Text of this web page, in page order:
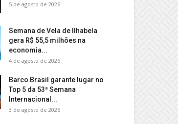
5 de agosto de 2026
Semana de Vela de Ilhabela
gera R$ 55,5 milhões na
economia...
4 de agosto de 2026
Barco Brasil garante lugar no
Top 5 da 53ª Semana
Internacional...
3 de agosto de 2026